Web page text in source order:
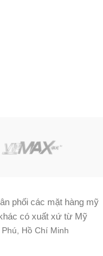
phối các mặt hàng mỹ
có xuất xứ từ Mỹ
Hồ Chí Minh